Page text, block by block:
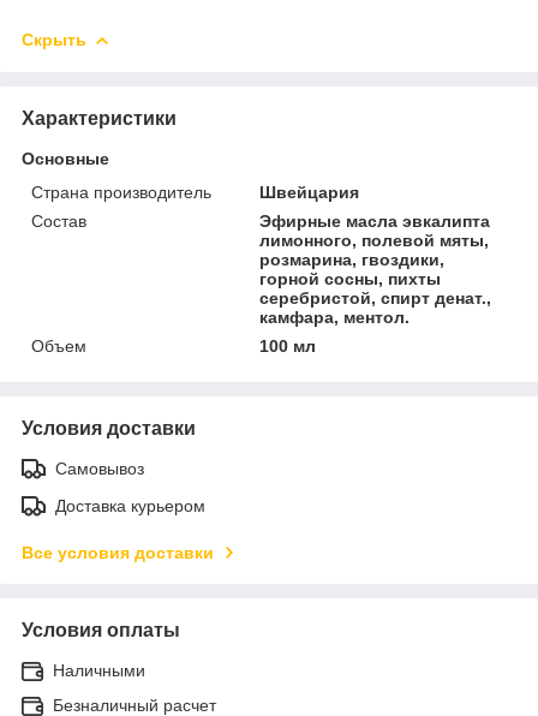
Скрыть
Характеристики
Основные
Страна производитель
Швейцария
Состав
Эфирные масла эвкалипта
лимонного, полевой мяты,
розмарина, гвоздики,
горной сосны, пихты
серебристой, спирт денат.,
камфара, ментол.
Объем
100 мл
Условия доставки
Самовывоз
Доставка курьером
Все условия доставки
Условия оплаты
Наличными
Безналичный расчет